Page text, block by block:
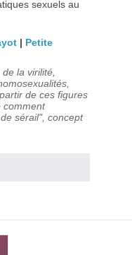
sexuels au
| Petite
la virilité,
de ces figures
comment
sérail", concept